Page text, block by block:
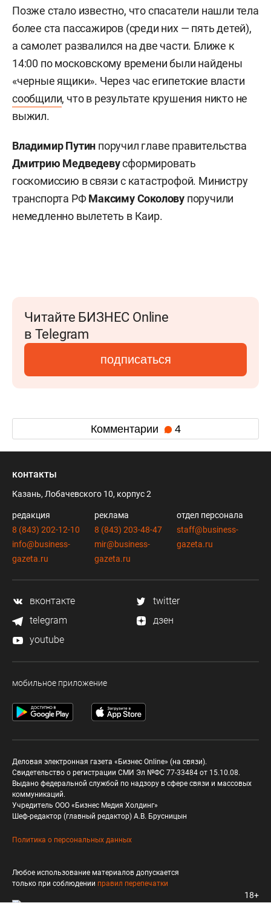
Позже стало известно, что спасатели нашли тела
более ста пассажиров (среди них — пять детей),
а самолет развалился на две части. Ближе к
14:00 по московскому времени были найдены
«черные ящики». Через час египетские власти
сообщили, что в результате крушения никто не
выжил.
Владимир Путин поручил главе правительства
Дмитрию Медведевусформировать
госкомиссию в связи с катастрофой. Министру
транспорта РФМаксиму Соколову поручили
немедленно вылететь в Каир.
Читайте БИЗНЕС Online
в Telegram
подписаться
Комментарии 4
контакты
Казань, Лобачевского 10, корпус 2
редакция
8 (843) 202-12-10
info@business-
gazeta.ru
реклама
8 (843) 203-48-47
mir@business-
gazeta.ru
отдел персонала
staff@business-
gazeta.ru
вконтакте
twitter
telegram
дзен
youtube
мобильное приложение
Деловая электронная газета «Бизнес Online» (на связи).
Свидетельство о регистрации СМИ Эл №ФС 77-33484 от 15.10.08.
Выдано федеральной службой по надзору в сфере связи и массовых
коммуникаций.
Учредитель ООО «Бизнес Медия Холдинг»
Шеф-редактор (главный редактор) А.В. Брусницын
Политика о персональных данных
Любое использование материалов допускается
только при соблюдении правил перепечатки
18+